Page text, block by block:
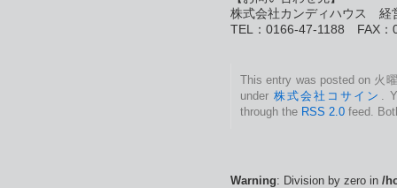
株式会社カンディハウス 経
TEL：0166-47-1188 FAX：
This entry was posted on 火
under株式会社コサイン
.
through the RSS 2.0 feed.
Warning: Division by zero in /